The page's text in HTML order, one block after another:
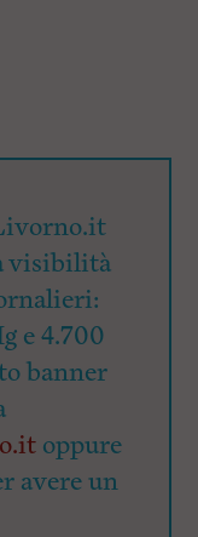
visibilità
e 4.700
banner
oppure
avere un